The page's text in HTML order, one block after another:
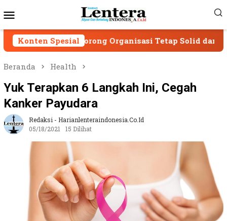
ke
Mobile
Konten Spesial
Dorong Organisasi Tetap Solid dan Responsif
Beranda Health
Yuk Terapkan 6 Langkah Ini, Cegah
Kanker Payudara
Redaksi - Harianlenteraindonesia.co.id
05/18/2021
15 Dilihat